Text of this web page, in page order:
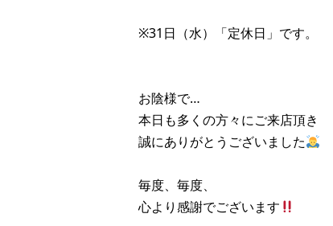
※31日（水）「定休日」です。
お陰様で…
本日も多くの方々にご来店頂き
誠にありがとうございました
毎度、毎度、
心より感謝でございます